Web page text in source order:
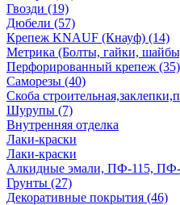
Гвозди (19)
Дюбели (57)
Крепеж KNAUF (Кнауф) (14)
Метрика (Болты, гайки,
Перфорированный крепеж (35)
Саморезы (40)
Скоба
Шурупы (7)
Внутренняя отделка
Лаки-краски
Лаки-краски
Алкидные эмали, ПФ-115, ПФ-
Грунты (27)
Декоративные покрытия (46)